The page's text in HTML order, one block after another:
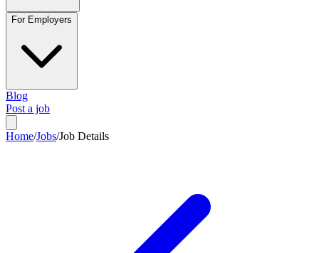
For Employers
Blog
Post a job
Home/Jobs/Job Details